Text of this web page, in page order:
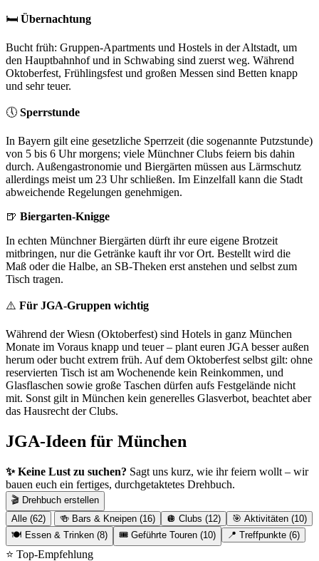
🛏️ Übernachtung
Bucht früh: Gruppen-Apartments und Hostels in der Altstadt, um
den Hauptbahnhof und in Schwabing sind zuerst weg. Während
Oktoberfest, Frühlingsfest und großen Messen sind Betten knapp
und sehr teuer.
🕔 Sperrstunde
In Bayern gilt eine gesetzliche Sperrzeit (die sogenannte Putzstunde)
von 5 bis 6 Uhr morgens; viele Münchner Clubs feiern bis dahin
durch. Außengastronomie und Biergärten müssen aus Lärmschutz
allerdings meist um 23 Uhr schließen. Im Einzelfall kann die Stadt
abweichende Regelungen genehmigen.
🍺 Biergarten-Knigge
In echten Münchner Biergärten dürft ihr eure eigene Brotzeit
mitbringen, nur die Getränke kauft ihr vor Ort. Bestellt wird die
Maß oder die Halbe, an SB-Theken erst anstehen und selbst zum
Tisch tragen.
⚠️ Für JGA-Gruppen wichtig
Während der Wiesn (Oktoberfest) sind Hotels in ganz München
Monate im Voraus knapp und teuer – plant euren JGA besser außen
herum oder bucht extrem früh. Auf dem Oktoberfest selbst gilt: ohne
reservierten Tisch ist am Wochenende kein Reinkommen, und
Glasflaschen sowie große Taschen dürfen aufs Festgelände nicht
mit. Sonst gilt in München kein generelles Glasverbot, beachtet aber
das Hausrecht der Clubs.
JGA-Ideen für München
✨ Keine Lust zu suchen? Sagt uns kurz, wie ihr feiern wollt – wir
bauen euch ein fertiges, durchgetaktetes Drehbuch.
🎬 Drehbuch erstellen
Alle (62)
🍻 Bars & Kneipen (16) 🪩 Clubs (12)
🎯 Aktivitäten (10)
🍽️ Essen & Trinken (8)
🎟️ Geführte Touren (10) 📍 Treffpunkte (6)
⭐ Top-Empfehlung